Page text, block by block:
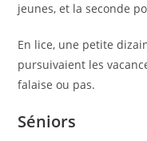
jeunes, et la seconde
En lice, une petite
pursuivaient les
falaise ou pas.
Séniors